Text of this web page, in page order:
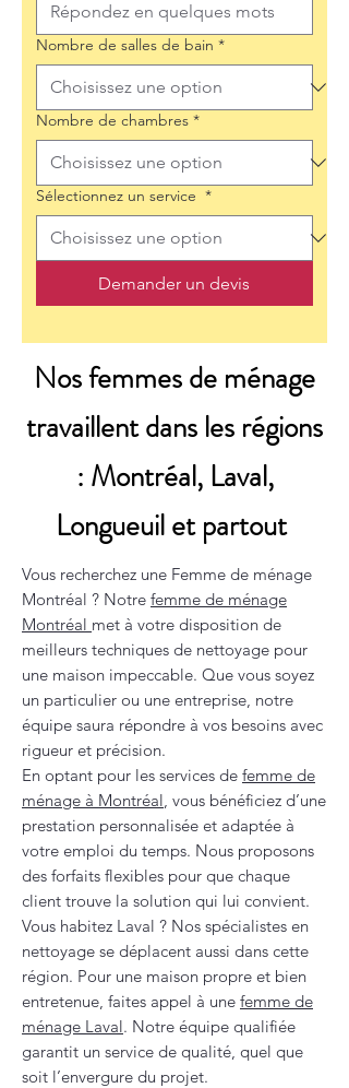
Nombre de salles de bain *
Nombre de chambres *
Sélectionnez un service *
Demander un devis
Nos femmes de ménage
travaillent dans les régions
: Montréal, Laval,
Longueuil et partout
Vous recherchez une Femme de ménage
Montréal ? Notre femme de ménage
Montréal met à votre disposition de
meilleurs techniques de nettoyage pour
une maison impeccable. Que vous soyez
un particulier ou une entreprise, notre
équipe saura répondre à vos besoins avec
rigueur et précision.
En optant pour les services de femme de
ménage à Montréal, vous bénéficiez d’une
prestation personnalisée et adaptée à
votre emploi du temps. Nous proposons
des forfaits flexibles pour que chaque
client trouve la solution qui lui convient.
Vous habitez Laval ? Nos spécialistes en
nettoyage se déplacent aussi dans cette
région. Pour une maison propre et bien
entretenue, faites appel à une femme de
ménage Laval. Notre équipe qualifiée
garantit un service de qualité, quel que
soit l’envergure du projet.